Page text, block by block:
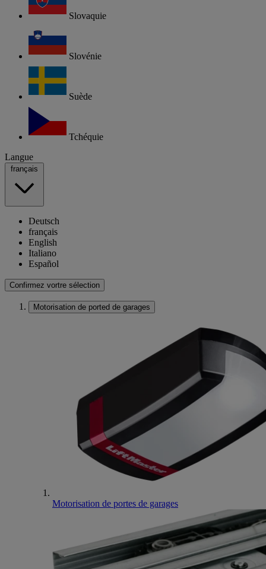
Slovaquie
Slovénie
Suède
Tchéquie
Langue
français
Deutsch
français
English
Italiano
Español
Confirmez vortre sélection
Motorisation de ported de garages
Motorisation de portes de garages